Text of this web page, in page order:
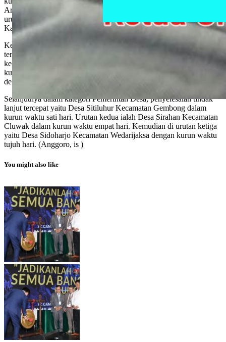
Arpus Kabupaten Pati dengan kurun waktu lima hari. Kemudian di
urutan ketiga ialah UPTD Puskesmas Sukolilo II – Dinkes
Kabupaten Pati dengan kurun waktu tujuh hari.
Kemudian dalam kategori sekolah negeri, penyelesaian tindak lanjut
tercepat yaitu, SMP N 1 Pati dalam kurun waktu 1 hari. Urutan
kedua adalah UPTD SD N Kutoharjo 02 – Kecamatan Pati dalam
kurun waktu 9 hari. Dan urutan ketiga diraih SMP N 1 Tambakromo
dengan kurun waktu 15 hari.
Selanjutnya dalam kategori Pemerintah Desa, penyelesaian tindak
lanjut tercepat yaitu Desa Sitiluhur Kecamatan Gembong dalam
kurun waktu sati hari. Urutan kedua ialah Desa Sirahan Kecamatan
Cluwak dalam kurun waktu empat hari. Kemudian di urutan ketiga
yaitu Desa Sidoharjo Kecamatan Wedarijaksa dengan kurun waktu
tujuh hari. (Anggoro, is )
You might also like